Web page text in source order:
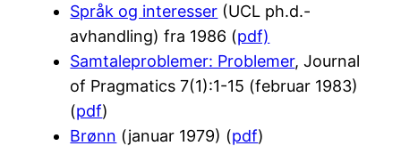
Språk og interesser (UCL ph.d.-
avhandling) fra 1986 (pdf)
Samtaleproblemer: Problemer, Journal
of Pragmatics 7(1):1-15 (februar 1983)
(pdf)
Brønn (januar 1979) (pdf)